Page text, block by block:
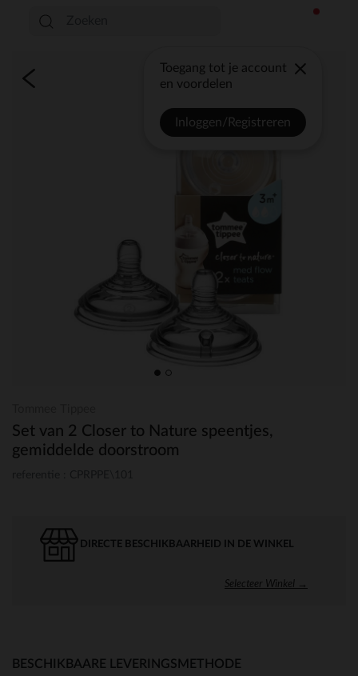
Toegang tot je account
en voordelen
Inloggen/Registreren
Set van 2 Closer to Nature speentjes,
gemiddelde doorstroom
DIRECTE BESCHIKBAARHEID IN DE WINKEL
Selecteer Winkel →
BESCHIKBAARE LEVERINGSMETHODE